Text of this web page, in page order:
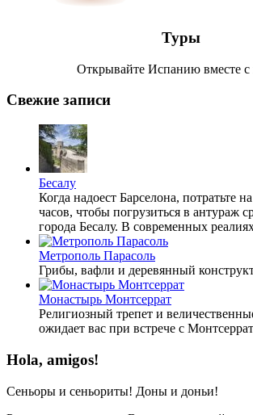
Туры
Открывайте Испанию вместе
Свежие записи
Бесалу
Когда надоест Барселона, потратьте
часов, чтобы погрузиться в антураж
города Бесалу. В современных
Метрополь Парасоль
Грибы, вафли и деревянный
Монастырь Монтсеррат
Религиозный трепет и
ожидает вас при встрече с
Hola, amigos!
Сеньоры и сеньориты! Доны и доньи!